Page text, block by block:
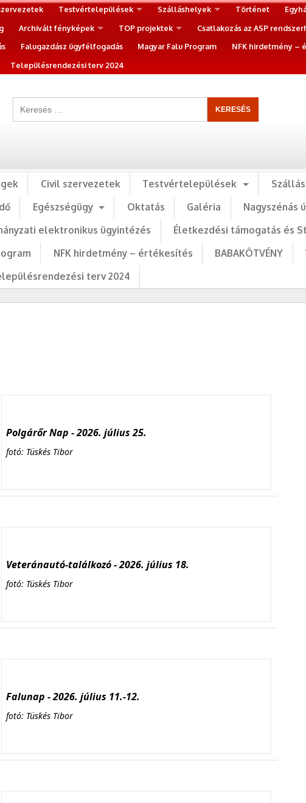
Testvértelepülések Szálláshelyek Történet
Archivált fényképek TOP projektek Csatlakozás az ASP
Falugazdász ügyfélfogadás Magyar Falu Program NFK hirdetmény –
Településrendezési terv 2024
Civil szervezetek Testvértelepülések
Egészségügy Oktatás Galéria Nagyszénás
elektronikus ügyintézés Életkezdési támogatás és
NFK hirdetmény – értékesítés BABAKÖTVÉNY
terv 2024
Polgárőr Nap - 2026. július 25.
fotó: Tüskés Tibor
Veteránautó-találkozó - 2026. július 18.
fotó: Tüskés Tibor
Falunap - 2026. július 11.-12.
fotó: Tüskés Tibor